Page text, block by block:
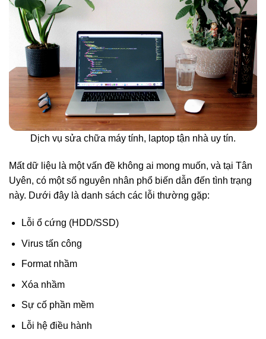
Dịch vụ sửa chữa máy tính, laptop tận nhà uy tín.
Mất dữ liệu là một vấn đề không ai mong muốn, và tại Tân
Uyên, có một số nguyên nhân phổ biến dẫn đến tình trạng
này. Dưới đây là danh sách các lỗi thường gặp:
Lỗi ổ cứng (HDD/SSD)
Virus tấn công
Format nhầm
Xóa nhầm
Sự cố phần mềm
Lỗi hệ điều hành